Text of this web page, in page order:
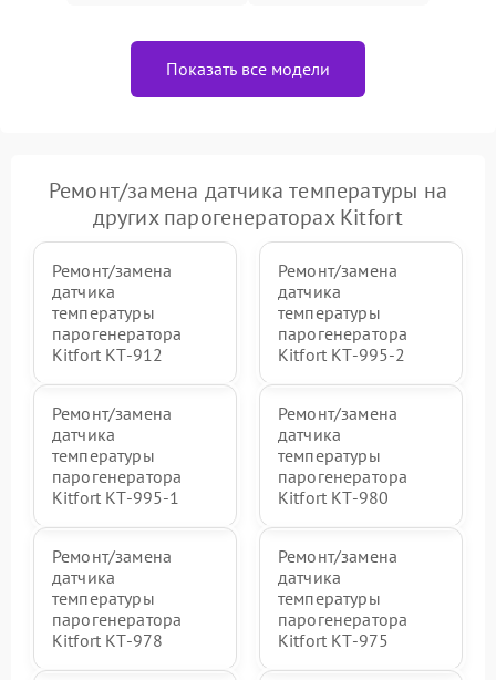
Показать все модели
Ремонт/замена датчика температуры на
других парогенераторах Kitfort
Ремонт/замена
датчика
температуры
парогенератора
Kitfort КТ-912
Ремонт/замена
датчика
температуры
парогенератора
Kitfort КТ-995-2
Ремонт/замена
датчика
температуры
парогенератора
Kitfort КТ-995-1
Ремонт/замена
датчика
температуры
парогенератора
Kitfort КТ-980
Ремонт/замена
датчика
температуры
парогенератора
Kitfort КТ-978
Ремонт/замена
датчика
температуры
парогенератора
Kitfort КТ-975